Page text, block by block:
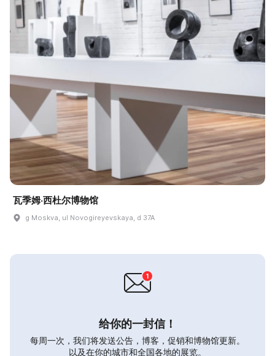
瓦季姆·西杜尔博物馆
g Moskva, ul Novogireyevskaya, d 37A
给你的一封信！
每周一次，我们将发送公告，博客，促销和博物馆更新。
以及在你的城市和全国各地的展览。